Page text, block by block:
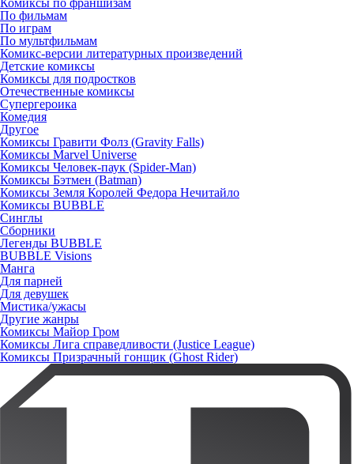
По фильмам
По играм
По мультфильмам
Комикс-версии литературных произведений
Детские комиксы
Комиксы для подростков
Отечественные комиксы
Супергероика
Комедия
Другое
Комиксы Гравити Фолз (Gravity Falls)
Комиксы Marvel Universe
Комиксы Человек-паук (Spider-Man)
Комиксы Бэтмен (Batman)
Комиксы Земля Королей Федора Нечитайло
Комиксы BUBBLE
Синглы
Сборники
Легенды BUBBLE
BUBBLE Visions
Манга
Для парней
Для девушек
Мистика/ужасы
Другие жанры
Комиксы Майор Гром
Комиксы Лига справедливости (Justice League)
Комиксы Призрачный гонщик (Ghost Rider)